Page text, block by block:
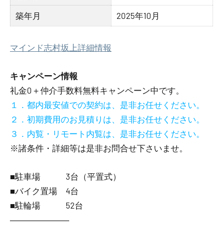
築年月 2025年10月
マインド志村坂上詳細情報
キャンペーン情報
礼金0 ＋ 仲介手数料無料キャンペーン中です。
１．都内最安値での契約は、是非お任せください。
２．初期費用のお見積りは、是非お任せください。
３．内覧・リモート内覧は、是非お任せください。
※諸条件・詳細等は是非お問合せ下さいませ。
■駐車場 3台（平置式）
■バイク置場 4台
■駐輪場 52台
―――――――